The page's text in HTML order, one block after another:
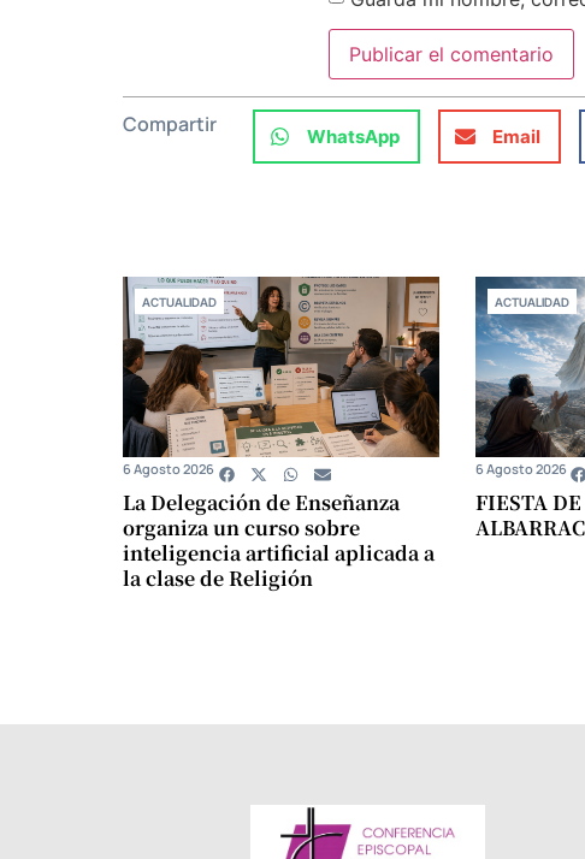
Compartir WhatsApp Email
ACTUALIDAD
La Delegación de Enseñanza
organiza un curso sobre
inteligencia artificial aplicada a
la clase de Religión
6 Agosto 2026
ACTUALIDAD
FIESTA
6 Agosto 2026